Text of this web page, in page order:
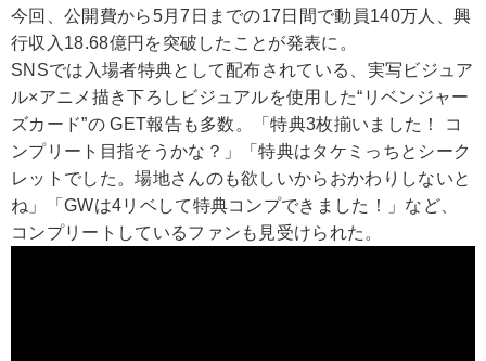
今回、公開費から5月7日までの17日間で動員140万人、興
行収入18.68億円を突破したことが発表に。
SNSでは入場者特典として配布されている、実写ビジュア
ル×アニメ描き下ろしビジュアルを使用した“リベンジャー
ズカード”の GET報告も多数。「特典3枚揃いました！ コ
ンプリート目指そうかな？」「特典はタケミっちとシーク
レットでした。場地さんのも欲しいからおかわりしないと
ね」「GWは4リベして特典コンプできました！」など、
コンプリートしているファンも見受けられた。